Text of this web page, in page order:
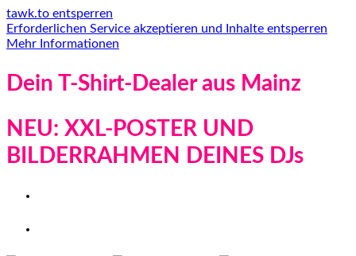
tawk.to entsperren
Erforderlichen Service akzeptieren und Inhalte entsperren
Mehr Informationen
Dein T-Shirt-Dealer aus Mainz
NEU: XXL-POSTER UND
BILDERRAHMEN DEINES DJs